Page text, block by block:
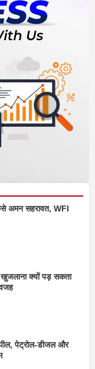
अमन सहरावत, WFI
क्यों पड़ सकता
पेट्रोल-डीजल और